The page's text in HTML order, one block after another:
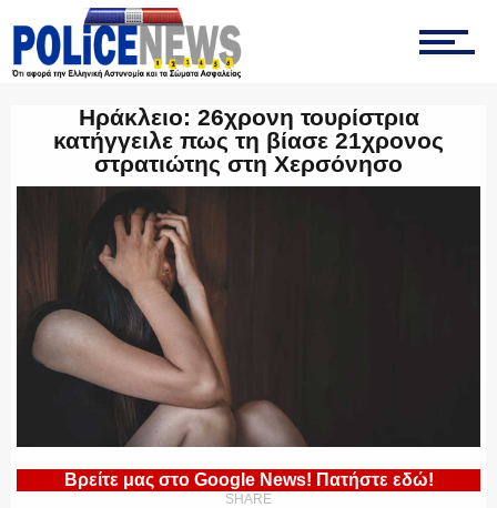
ΤΡΟΧΑΙΑ
ΥΑΤ/ΥΜΕΤ
Ηράκλειο: 26χρονη τουρίστρια
κατήγγειλε πως τη βίασε 21χρονος
στρατιώτης στη Χερσόνησο
Βρείτε μας στο Google News! Πατήστε εδώ!
SHARE